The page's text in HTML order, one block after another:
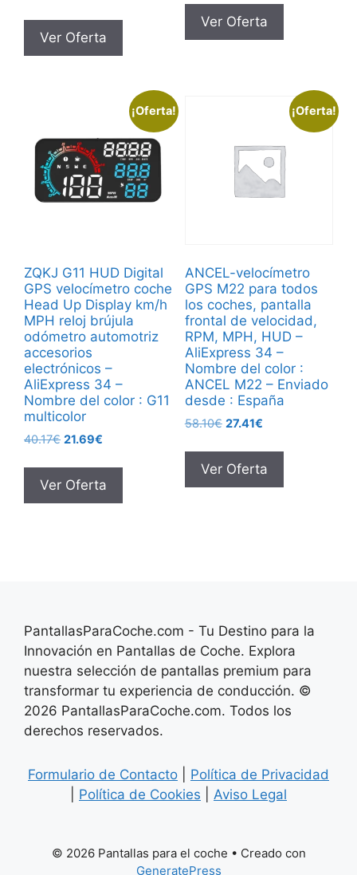
original
era:
36.64€.
actual
16.49€.
Ver Oferta
original
era:
15.32€.
actual
es:
7.51€.
Ver Oferta
¡Oferta!
ZQKJ G11 HUD Digital
GPS velocímetro coche
Head Up Display km/h
MPH reloj brújula
odómetro automotriz
accesorios
electrónicos –
AliExpress 34 –
Nombre del color : G11
multicolor
40.17€ El
original
era:
40.17€.
21.69€
actual
es:
21.69€.
Ver Oferta
¡Oferta!
ANCEL-velocímetro
GPS M22 para todos
los coches, pantalla
frontal de velocidad,
RPM, MPH, HUD –
AliExpress 34 –
Nombre del color :
ANCEL M22 – Enviado
desde : España
58.10€ El
original
era:
58.10€.
27.41€El
actual
es:
27.41€.
Ver Oferta
PantallasParaCoche.com - Tu Destino para la
Innovación en Pantallas de Coche. Explora
nuestra selección de pantallas premium para
transformar tu experiencia de conducción. ©
2026 PantallasParaCoche.com. Todos los
derechos reservados.
Formulario de Contacto
Política de Privacidad
Política de Cookies Aviso Legal
© 2026 Pantallas para el coche • Creado con
GeneratePress